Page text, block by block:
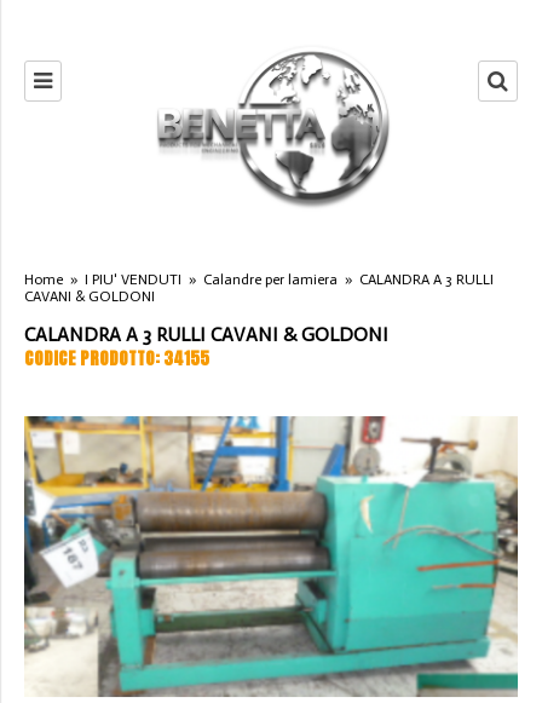
Home » I PIU' VENDUTI » Calandre per lamiera » CALANDRA A 3 RULLI
CAVANI & GOLDONI
CALANDRA A 3 RULLI CAVANI & GOLDONI
CODICE PRODOTTO: 34155